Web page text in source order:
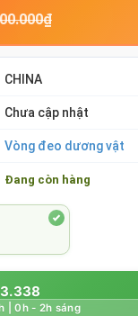
CHINA
Chưa cập nhật
Vòng đeo dương vật
Đang còn hàng
| 0h - 2h sáng